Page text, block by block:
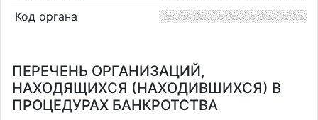
Код органа
ПЕРЕЧЕНЬ ОРГАНИЗАЦИЙ,
НАХОДЯЩИХСЯ (НАХОДИВШИХСЯ) В
ПРОЦЕДУРАХ БАНКРОТСТВА